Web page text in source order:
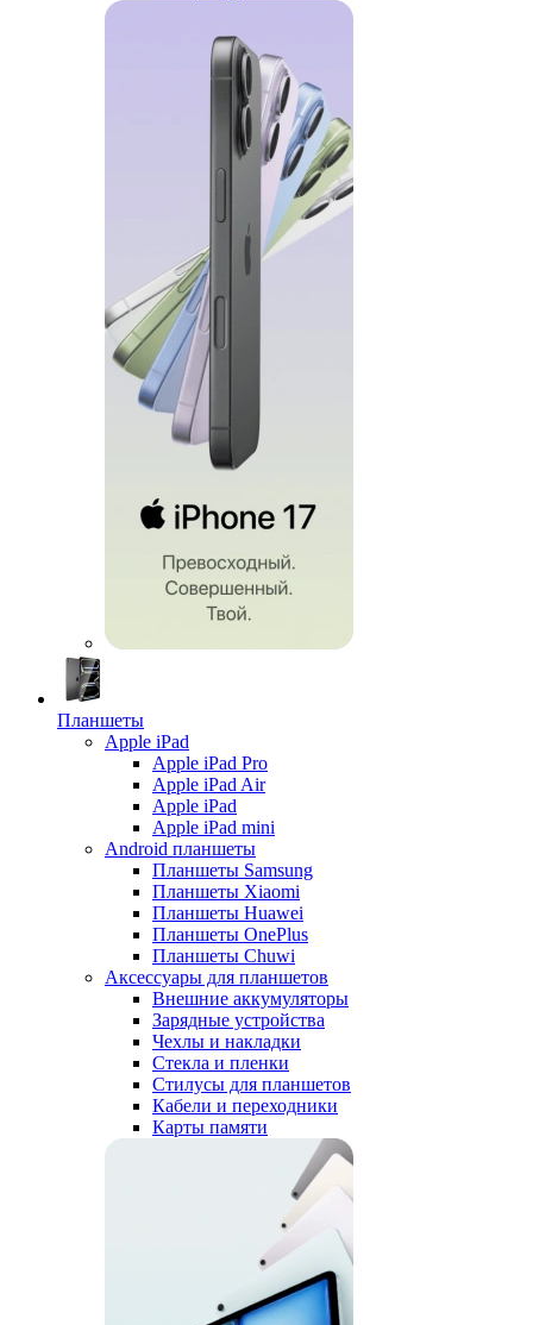
Планшеты
Apple iPad
Apple iPad Pro
Apple iPad Air
Apple iPad
Apple iPad mini
Android планшеты
Планшеты Samsung
Планшеты Xiaomi
Планшеты Huawei
Планшеты OnePlus
Планшеты Chuwi
Аксессуары для планшетов
Внешние аккумуляторы
Зарядные устройства
Чехлы и накладки
Стекла и пленки
Стилусы для планшетов
Кабели и переходники
Карты памяти